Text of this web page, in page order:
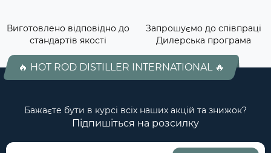
Виготовлено відповідно до
стандартів якості
Запрошуємо до співпраці
Дилерська програма
🔥 HOT ROD DISTILLER INTERNATIONAL 🔥
Бажаєте бути в курсі всіх наших акцій та знижок?
Підпишіться на розсилку